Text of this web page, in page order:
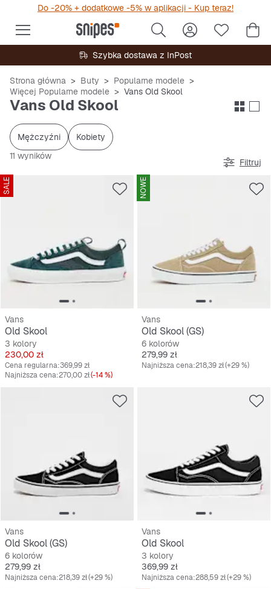
Do -20% + dodatkowe -5% w aplikacji - Kup teraz!
Szybka dostawa z InPost
Strona główna Buty
Popularne modele
Więcej Popularne modele
Vans Old Skool
Vans Old Skool
Mężczyźni
Kobiety
11 wyników
Filtruj
SALE
Vans
Old Skool
3 kolory
Cena
230,00 zł
Cena regularna:369,99 zł
Najniższa cena:270,00 zł(-14 %)
NOWE
Vans
Old Skool (GS)
6 kolorów
Cena
279,99 zł
Najniższa cena:218,39 zł(+29 %)
Vans
Old Skool (GS)
6 kolorów
Cena
279,99 zł
Najniższa cena:218,39 zł(+29 %)
Vans
Old Skool
3 kolory
Cena
369,99 zł
Najniższa cena:288,59 zł(+29 %)